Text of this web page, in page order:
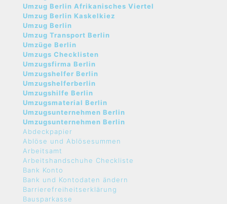
Umzug Berlin Afrikanisches Viertel
Umzug Berlin Kaskelkiez
Umzug Berlin
Umzug Transport Berlin
Umzüge Berlin
Umzugs Checklisten
Umzugsfirma Berlin
Umzugshelfer Berlin
Umzugshelferberlin
Umzugshilfe Berlin
Umzugsmaterial Berlin
Umzugsunternehmen Berlin
Umzugsunternehmen Berlin
Abdeckpapier
Ablöse und Ablösesummen
Arbeitsamt
Arbeitshandschuhe Checkliste
Bank Konto
Bank und Kontodaten ändern
Barrierefreiheitserklärung
Bausparkasse